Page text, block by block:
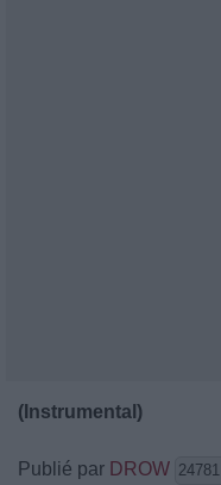
(Instrumental)
Publié par DROW 24781